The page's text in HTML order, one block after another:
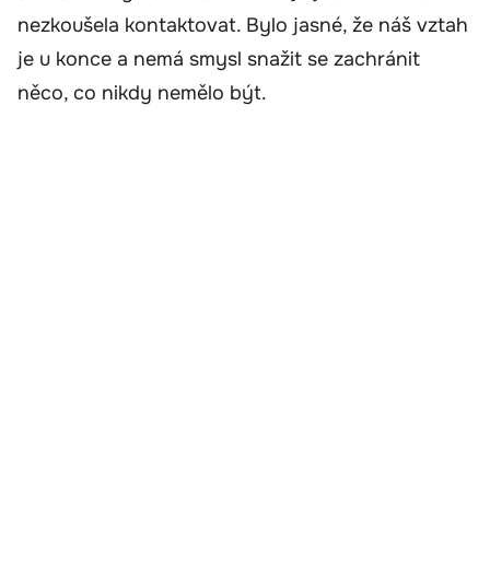
nezkoušela kontaktovat. Bylo jasné, že náš vztah
je u konce a nemá smysl snažit se zachránit
něco, co nikdy nemělo být.